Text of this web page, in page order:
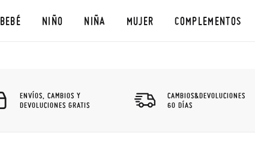
BEBÉ NIÑO NIÑA MUJER COMPLEMENTOS
ENVÍOS, CAMBIOS Y
DEVOLUCIONES GRATIS
CAMBIOS&DEVOLUCIONES
60 DÍAS